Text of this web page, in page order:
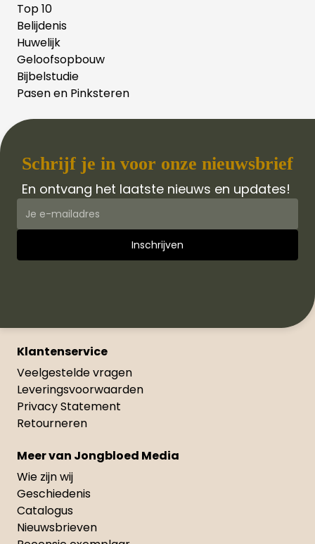
Top 10
Belijdenis
Huwelijk
Geloofsopbouw
Bijbelstudie
Pasen en Pinksteren
Schrijf je in voor onze nieuwsbrief
En ontvang het laatste nieuws en updates!
Klantenservice
Veelgestelde vragen
Leveringsvoorwaarden
Privacy Statement
Retourneren
Meer van Jongbloed Media
Wie zijn wij
Geschiedenis
Catalogus
Nieuwsbrieven